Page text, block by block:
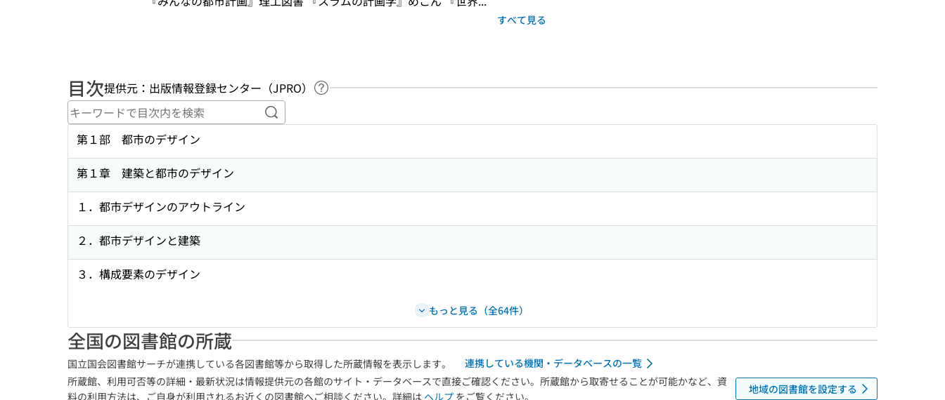
すべて見る
目次提供元：出版情報登録センター（JPRO）
ヘルプページへのリンク
キーワードで目次内を検索
第１部 都市のデザイン
第１章 建築と都市のデザイン
１．都市デザインのアウトライン
２．都市デザインと建築
３．構成要素のデザイン
もっと見る（全64件）
全国の図書館の所蔵
国立国会図書館サーチが連携している各図書館等から取得した所蔵情報を表示します。
連携している機関・データベースの一覧
所蔵館、利用可否等の詳細・最新状況は情報提供元の各館のサイト・データベースで直接ご確認ください。所蔵館から取寄せることが可能かなど、資
料の利用方法は、ご自身が利用されるお近くの図書館へご相談ください。詳細は ヘルプ をご覧ください。
地域の図書館を設定する